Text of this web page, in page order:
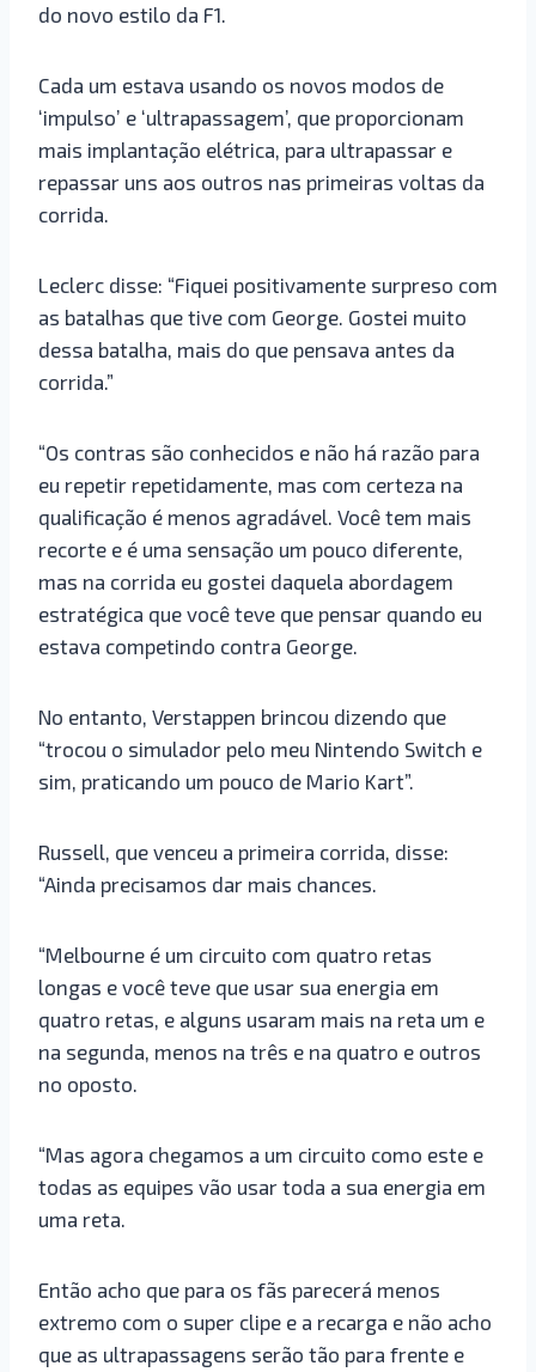
do novo estilo da F1.
Cada um estava usando os novos modos de
‘impulso’ e ‘ultrapassagem’, que proporcionam
mais implantação elétrica, para ultrapassar e
repassar uns aos outros nas primeiras voltas da
corrida.
Leclerc disse: “Fiquei positivamente surpreso com
as batalhas que tive com George. Gostei muito
dessa batalha, mais do que pensava antes da
corrida.”
“Os contras são conhecidos e não há razão para
eu repetir repetidamente, mas com certeza na
qualificação é menos agradável. Você tem mais
recorte e é uma sensação um pouco diferente,
mas na corrida eu gostei daquela abordagem
estratégica que você teve que pensar quando eu
estava competindo contra George.
No entanto, Verstappen brincou dizendo que
“trocou o simulador pelo meu Nintendo Switch e
sim, praticando um pouco de Mario Kart”.
Russell, que venceu a primeira corrida, disse:
“Ainda precisamos dar mais chances.
“Melbourne é um circuito com quatro retas
longas e você teve que usar sua energia em
quatro retas, e alguns usaram mais na reta um e
na segunda, menos na três e na quatro e outros
no oposto.
“Mas agora chegamos a um circuito como este e
todas as equipes vão usar toda a sua energia em
uma reta.
Então acho que para os fãs parecerá menos
extremo com o super clipe e a recarga e não acho
que as ultrapassagens serão tão para frente e